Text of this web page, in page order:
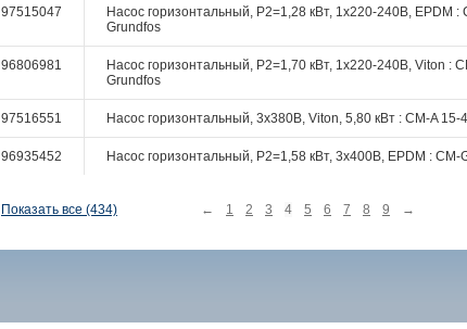
97515047
Насос горизонтальный, P2=1,28 кВт, 1х220-240В, EPDM :
Grundfos
96806981
Насос горизонтальный, P2=1,70 кВт, 1х220-240В, Viton :
Grundfos
97516551 Насос горизонтальный, 3х380В, Viton, 5,80 кВт : CM-A 15-
96935452 Насос горизонтальный, P2=1,58 кВт, 3х400В, EPDM : CM-
Показать все (434) ← 1 2 3 4 5 6 7 8 9 →